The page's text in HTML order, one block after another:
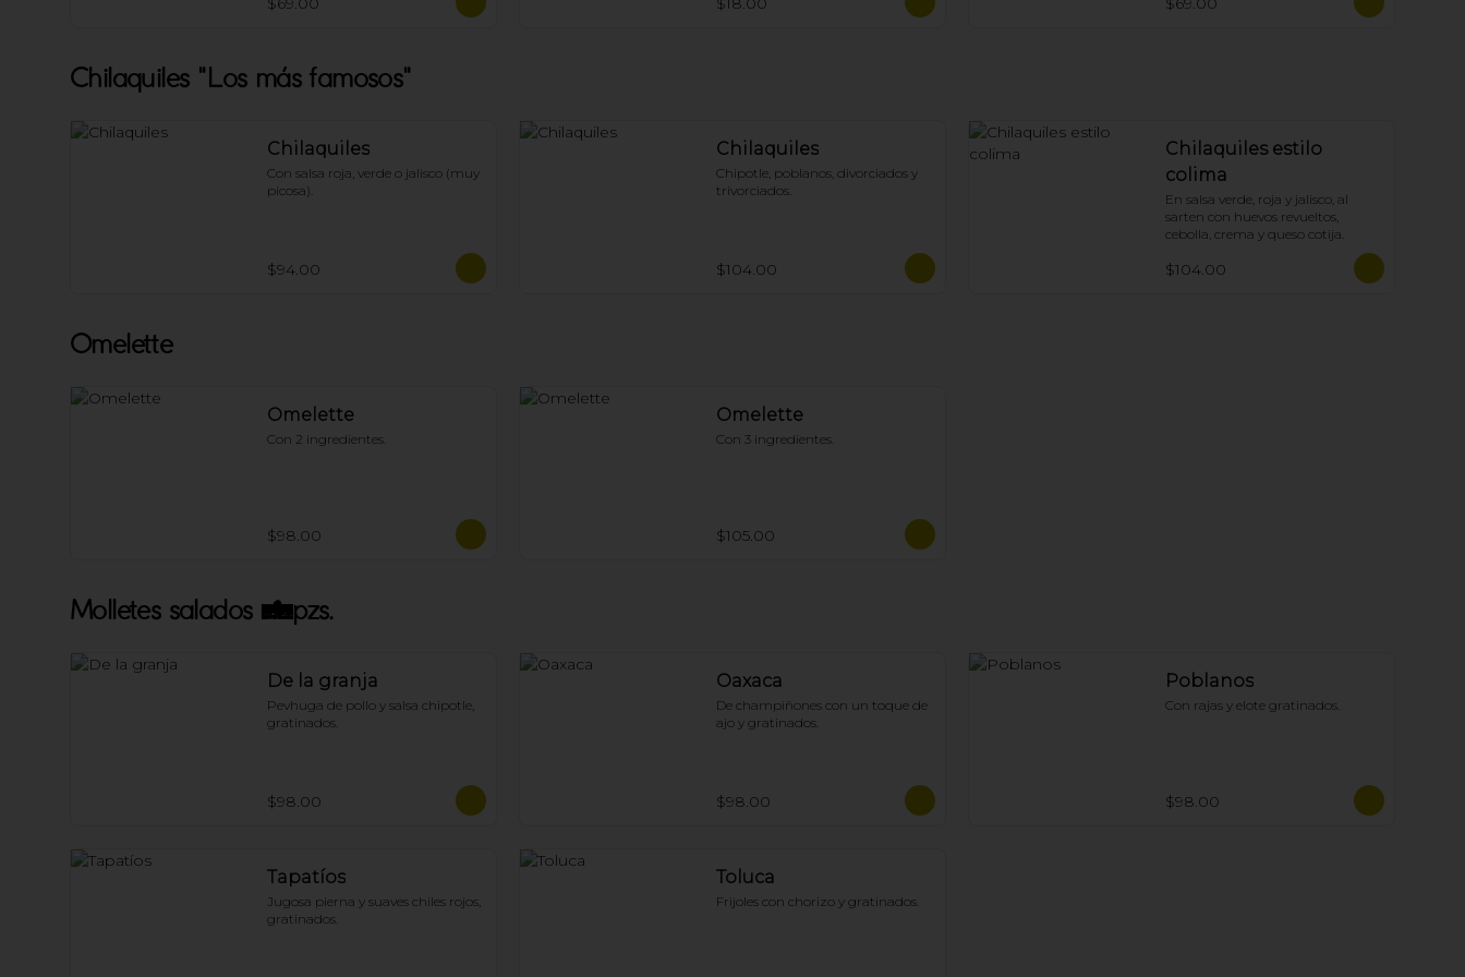
Chilaquiles "Los más famosos"
Chilaquiles
Con salsa roja, verde o jalisco (muy
picosa).
$94.00
Chilaquiles
Chipotle, poblanos, divorciados y
trivorciados.
$104.00
Chilaquiles estilo
colima
En salsa verde, roja y jalisco, al
sarten con huevos revueltos,
cebolla, crema y queso cotija.
$104.00
Omelette
Omelette
Con 2 ingredientes.
$98.00
Omelette
Con 3 ingredientes.
$105.00
Molletes salados 4pzs.
De la granja
Pevhuga de pollo y salsa chipotle,
gratinados.
$98.00
Oaxaca
De champiñones con un toque de
ajo y gratinados.
$98.00
Poblanos
Con rajas y elote gratinados.
$98.00
Tapatíos
Jugosa pierna y suaves chiles rojos,
gratinados.
Toluca
Frijoles con chorizo y gratinados.